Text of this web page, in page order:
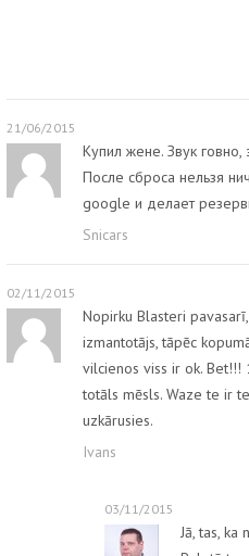
21/06/2015
Купил жене. Звук говно,
После сброса нельзя
google и делает
Snicars
02/11/2015
Nopirku Blasteri
izmantotājs, tāpēc
vilcienos viss ir ok. Bet!!!
totāls mēsls. Waze te ir
uzkārusies.
Ivans
03/11/2015
Jā, tas, ka